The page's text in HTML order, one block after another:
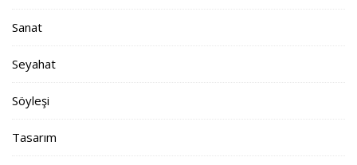
Sanat
Seyahat
Söyleşi
Tasarım